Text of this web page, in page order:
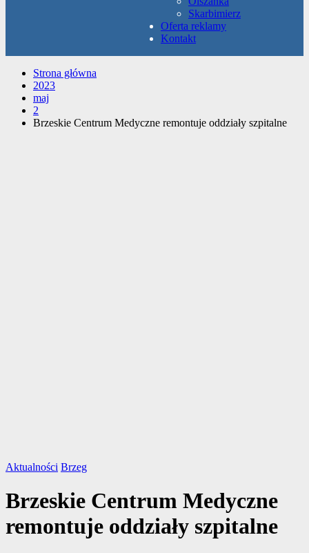
Skarbimierz
Oferta reklamy
Kontakt
Strona główna
2023
maj
2
Brzeskie Centrum Medyczne remontuje oddziały szpitalne
Aktualności Brzeg
Brzeskie Centrum Medyczne
remontuje oddziały szpitalne